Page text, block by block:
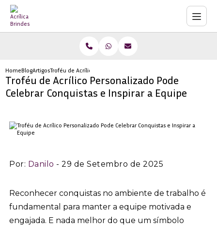
HomeBlogArtigosTroféu de Acrílico Personalizado Pode Celebrar Conquistas e
Troféu de Acrílico Personalizado Pode
Celebrar Conquistas e Inspirar a Equipe
Por: Danilo - 29 de Setembro de 2025
Reconhecer conquistas no ambiente de trabalho é
fundamental para manter a equipe motivada e
engajada. E nada melhor do que um símbolo